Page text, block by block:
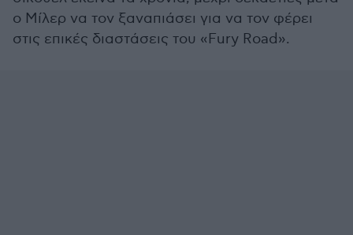
ο Μίλερ να τον ξαναπιάσει για να τον φέρει
στις επικές διαστάσεις του «Fury Road».